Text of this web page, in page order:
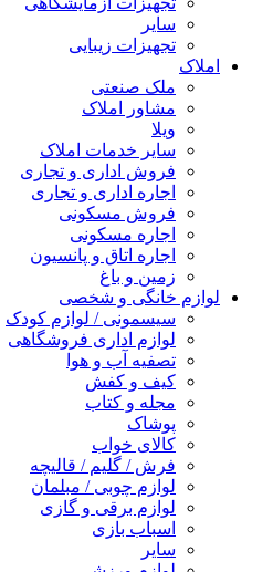
سایر
تجهیزات زیبایی
املاک
ملک صنعتی
مشاور املاک
ویلا
سایر خدمات املاک
فروش اداری و تجاری
اجاره اداری و تجاری
فروش مسکونی
اجاره مسکونی
اجاره اتاق و پانسیون
زمین و باغ
لوازم خانگی و شخصی
سیسمونی / لوازم کودک
لوازم اداری فروشگاهی
تصفیه آب و هوا
کیف و کفش
مجله و کتاب
پوشاک
کالای خواب
فرش / گلیم / قالیچه
لوازم چوبی / مبلمان
لوازم برقی و گازی
اسباب بازی
سایر